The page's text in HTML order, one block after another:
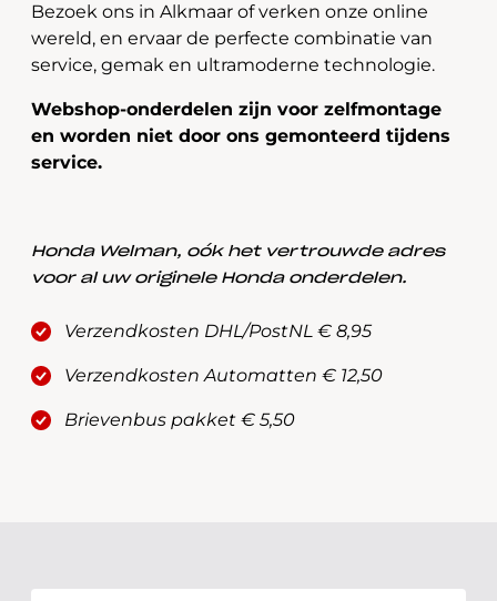
Bezoek ons in Alkmaar of verken onze online
wereld, en ervaar de perfecte combinatie van
service, gemak en ultramoderne technologie.
Webshop-onderdelen zijn voor zelfmontage
en worden niet door ons gemonteerd tijdens
service.
Honda Welman, oók het vertrouwde adres
voor al uw originele Honda onderdelen.
Verzendkosten DHL/PostNL € 8,95
Verzendkosten Automatten € 12,50
Brievenbus pakket € 5,50